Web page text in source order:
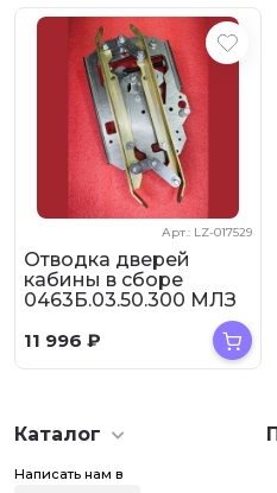
Арт.: LZ-017529
Отводка дверей
кабины в сборе
0463Б.03.50.300 МЛЗ
11 996₽
Каталог
Написать нам в